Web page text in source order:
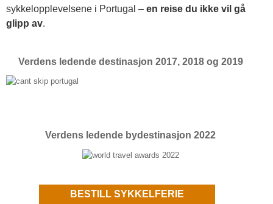
sykkelopplevelsene i Portugal – en reise du ikke vil gå
glipp av.
Verdens ledende destinasjon 2017, 2018 og 2019
Verdens ledende bydestinasjon 2022
BESTILL SYKKELFERIE